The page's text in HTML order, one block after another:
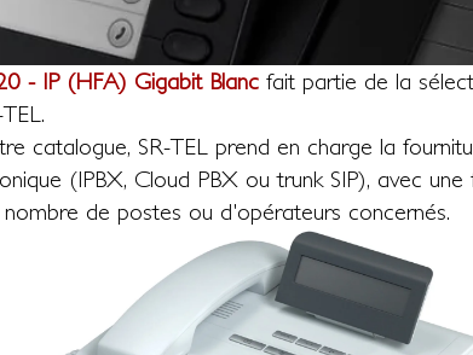
- IP (HFA) Gigabit Blanc fait partie de la
catalogue, SR-TEL prend en charge la
(IPBX, Cloud PBX ou trunk SIP), avec
de postes ou d'opérateurs concernés.